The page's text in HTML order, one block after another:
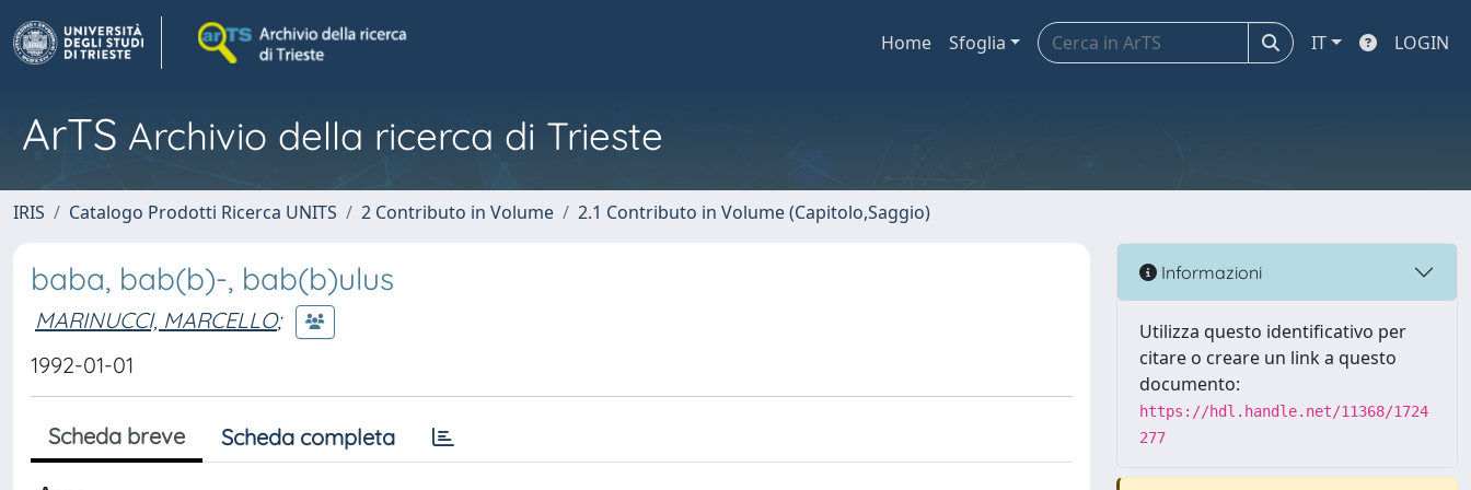
Home Sfoglia IT LOGIN
ArTS Archivio della ricerca di Trieste
IRIS Catalogo Prodotti Ricerca UNITS 2 Contributo in Volume 2.1 Contributo in Volume (Capitolo,Saggio)
baba, bab(b)-, bab(b)ulus
MARINUCCI, MARCELLO;
1992-01-01
Scheda breve Scheda completa
Informazioni
Utilizza questo identificativo per
citare o creare un link a questo
documento:
https://hdl.handle.net/11368/1724
277